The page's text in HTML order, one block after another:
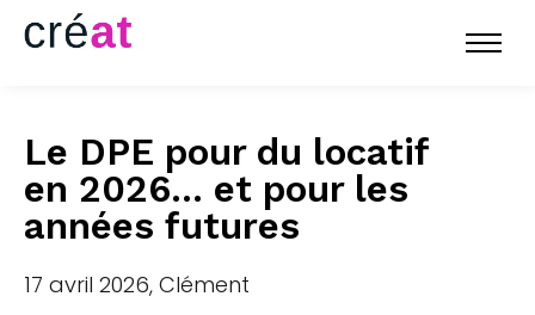
Le DPE pour du locatif
en 2026... et pour les
années futures
17 avril 2026, Clément